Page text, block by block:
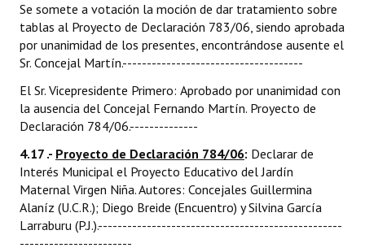
Se somete a votación la moción de dar tratamiento sobre
tablas al Proyecto de Declaración 783/06, siendo aprobada
por unanimidad de los presentes, encontrándose ausente el
Sr. Concejal Martín.-------------------------------------
El Sr. Vicepresidente Primero: Aprobado por unanimidad con
la ausencia del Concejal Fernando Martín. Proyecto de
Declaración 784/06.--------------
4.17 .- Proyecto de Declaración 784/06: Declarar de
Interés Municipal el Proyecto Educativo del Jardín
Maternal Virgen Niña. Autores: Concejales Guillermina
Alaníz (U.C.R.); Diego Breide (Encuentro) y Silvina García
Larraburu (P.J.).--------------------------------------------------
-----------------------